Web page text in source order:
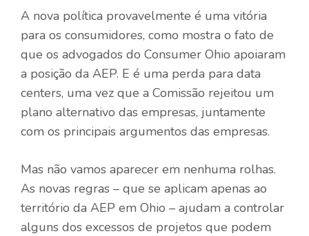
A nova política provavelmente é uma vitória
para os consumidores, como mostra o fato de
que os advogados do Consumer Ohio apoiaram
a posição da AEP. E é uma perda para data
centers, uma vez que a Comissão rejeitou um
plano alternativo das empresas, juntamente
com os principais argumentos das empresas.
Mas não vamos aparecer em nenhuma rolhas.
As novas regras – que se aplicam apenas ao
território da AEP em Ohio – ajudam a controlar
alguns dos excessos de projetos que podem